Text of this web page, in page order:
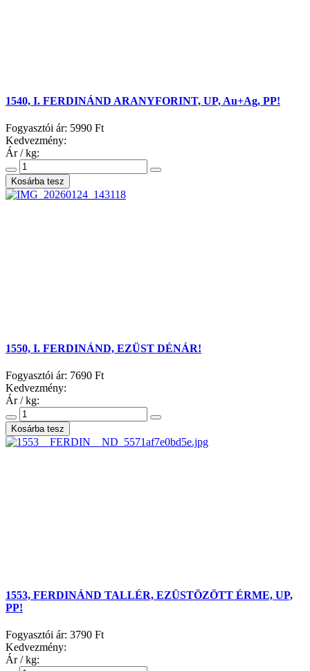
1540, I. FERDINÁND ARANYFORINT, UP, Au+Ag, PP!
Fogyasztói ár: 5990 Ft
Kedvezmény:
Ár / kg:
1550, I. FERDINÁND, EZÜST DÉNÁR!
Fogyasztói ár: 7690 Ft
Kedvezmény:
Ár / kg:
1553, FERDINÁND TALLÉR, EZÜSTÖZÖTT ÉRME, UP,
PP!
Fogyasztói ár: 3790 Ft
Kedvezmény:
Ár / kg: